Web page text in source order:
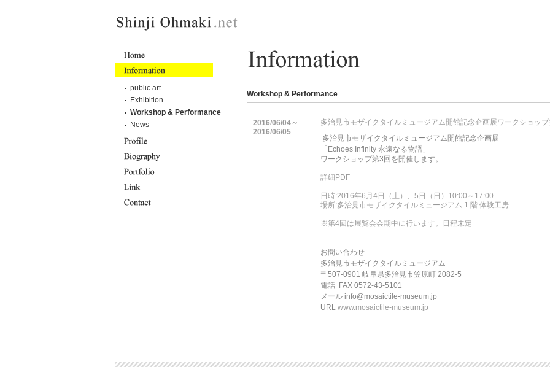
Workshop & Performance
2016/06/04～
2016/06/05
多治見市モザイクタイルミュージアム開館記念企画展ワークショッ
多治見市モザイクタイルミュージアム開館記念企画展
「Echoes Infinity 永遠なる物語」
ワークショップ第3回を開催します。
詳細PDF
日時:2016年6月4日（土）、5日（日）10:00～17:00
場所:多治見市モザイクタイルミュージアム 1 階 体験工房
※第4回は展覧会会期中に行います。日程未定
お問い合わせ
多治見市モザイクタイルミュージアム
〒507-0901 岐阜県多治見市笠原町 2082‐5
電話 FAX 0572-43-5101
メール info@mosaictile-museum.jp
URL www.mosaictile-museum.jp
public art
Exhibition
Workshop & Performance
News